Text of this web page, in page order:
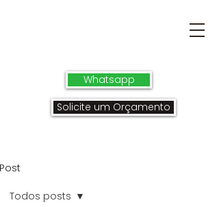
Whatsapp
Solicite um Orçamento
Post
Todos posts